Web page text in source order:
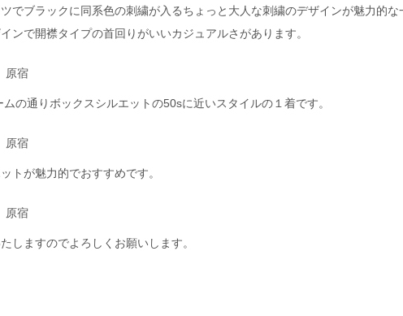
でブラックに同系色の刺繍が入るちょっと大人な刺繍のデザインが魅力的
ンで開襟タイプの首回りがいいカジュアルさがあります。
の通りボックスシルエットの50sに近いスタイルの１着です。
トが魅力的でおすすめです。
しますのでよろしくお願いします。